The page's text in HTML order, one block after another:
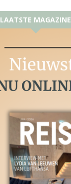
LAATSTE MAGAZINE